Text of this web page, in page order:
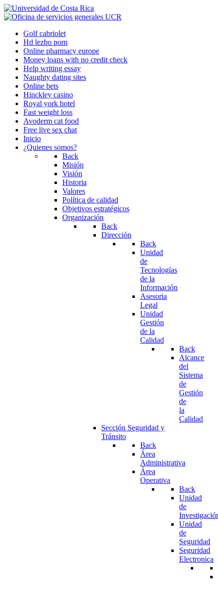
Golf cabriolet
Hd lezbo porn
Online pharmacy europe
Money loans with no credit check
Help writing essay
Naughty dating sites
Online bets
Hinckley casino
Royal york hotel
Fast weight loss
Avoderm cat food
Free live sex chat
Inicio
¿Quienes somos?
Back
Misión
Visión
Historia
Valores
Política de calidad
Objetivos estratégicos
Organización
Back
Dirección
Back
Unidad
de
Tecnologías
de la
Información
Asesoria
Legal
Unidad
Gestión
de la
Calidad
Back
Alcance
del
Sistema
de
Gestión
de
la
Calidad
Sección Seguridad y
Tránsito
Back
Área
Administrativa
Área
Operativa
Back
Unidad
de
Unidad
de
Seguridad
Seguridad
Electronica